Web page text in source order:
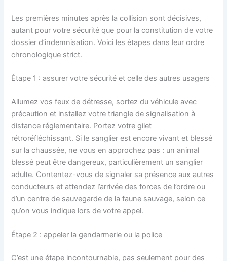
Les premières minutes après la collision sont décisives,
autant pour votre sécurité que pour la constitution de votre
dossier d’indemnisation. Voici les étapes dans leur ordre
chronologique strict.
Étape 1 : assurer votre sécurité et celle des autres usagers
Allumez vos feux de détresse, sortez du véhicule avec
précaution et installez votre triangle de signalisation à
distance réglementaire. Portez votre gilet
rétroréfléchissant. Si le sanglier est encore vivant et blessé
sur la chaussée, ne vous en approchez pas : un animal
blessé peut être dangereux, particulièrement un sanglier
adulte. Contentez-vous de signaler sa présence aux autres
conducteurs et attendez l’arrivée des forces de l’ordre ou
d’un centre de sauvegarde de la faune sauvage, selon ce
qu’on vous indique lors de votre appel.
Étape 2 : appeler la gendarmerie ou la police
C’est une étape incontournable, pas seulement pour des